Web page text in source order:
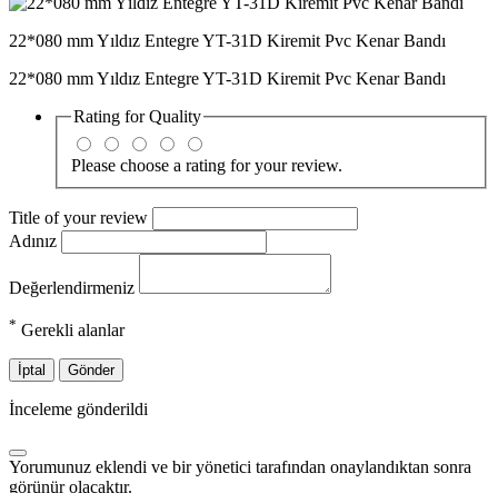
22*080 mm Yıldız Entegre YT-31D Kiremit Pvc Kenar Bandı
22*080 mm Yıldız Entegre YT-31D Kiremit Pvc Kenar Bandı
Rating forQuality
Please choose a rating for your review.
Title of your review
Adınız
Değerlendirmeniz
* Gerekli alanlar
İptal Gönder
İnceleme gönderildi
Yorumunuz eklendi ve bir yönetici tarafından onaylandıktan sonra
görünür olacaktır.